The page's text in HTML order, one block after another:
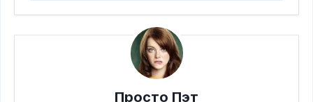
Просто Пэт